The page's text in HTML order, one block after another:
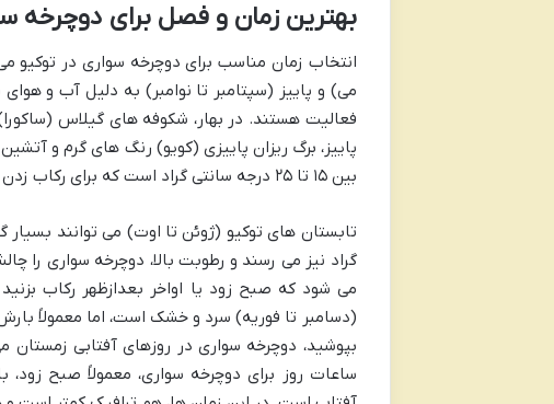
بهترین زمان و فصل برای دوچرخه
انتخاب زمان مناسب برای دوچرخه سواری در توکیو
می) و پاییز (سپتامبر تا نوامبر) به دلیل آب و
فعالیت هستند. در بهار، شکوفه های گیلاس
پاییز، برگ ریزان پاییزی (کویو) رنگ های گرم و
بین ۱۵ تا ۲۵ درجه سانتی گراد است که برای رکاب زدن بسیار مطلوب است.
گراد نیز می رسند و رطوبت بالا، دوچرخه سواری را
می شود که صبح زود یا اواخر بعدازظهر رکاب
(دسامبر تا فوریه) سرد و خشک است، اما معمولاً
بپوشید، دوچرخه سواری در روزهای آفتابی زمستان
ساعات روز برای دوچرخه سواری، معمولاً صبح زود،